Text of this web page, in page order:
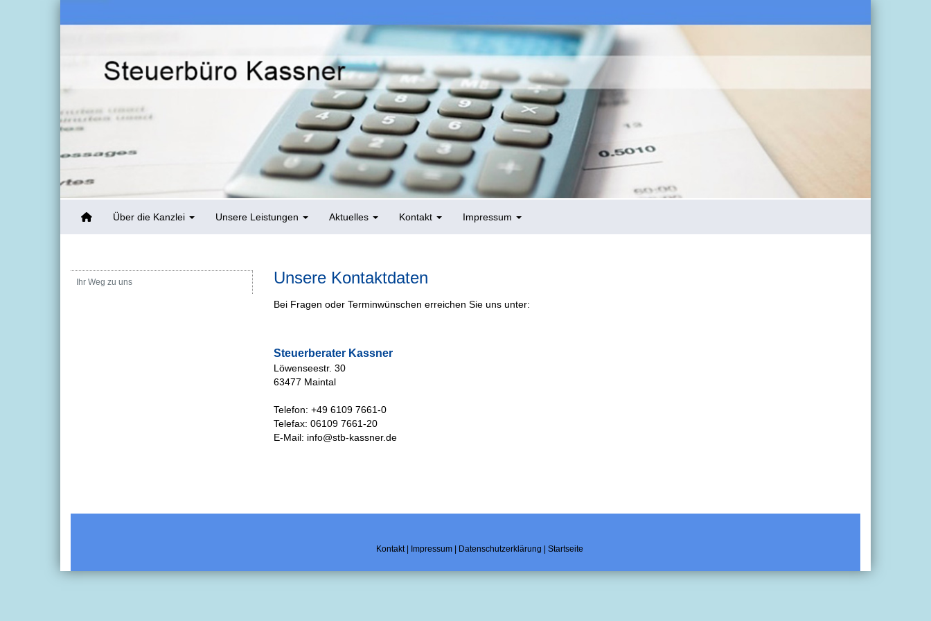
Über die Kanzlei Unsere Leistungen Aktuelles Kontakt Impressum
Ihr Weg zu uns Unsere Kontaktdaten
Bei Fragen oder Terminwünschen erreichen Sie uns unter:
Steuerberater Kassner
Löwenseestr. 30
63477 Maintal
Telefon: +49 6109 7661-0
Telefax: 06109 7661-20
E-Mail: info@stb-kassner.de
Kontakt| Impressum| Datenschutzerklärung | Startseite